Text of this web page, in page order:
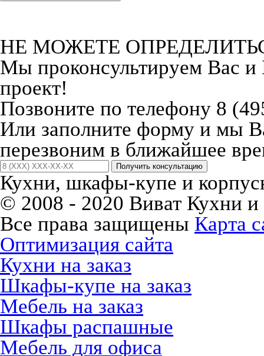
НЕ МОЖЕТЕ
Мы проконсультируем Вас
проект!
Позвоните по телефону 8
Или заполните форму и мы
перезвоним в ближайшее
Получить консультацию
Кухни, шкафы-купе и
© 2008 - 2020 Виват Кухни
Все права защищены Карта
Оптимизация сайта
Кухни на заказ
Шкафы-купе на заказ
Мебель на заказ
Шкафы распашные
Мебель для офиса